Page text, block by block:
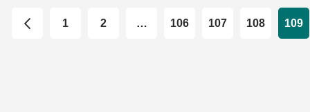
1 2 … 106 107 108 109